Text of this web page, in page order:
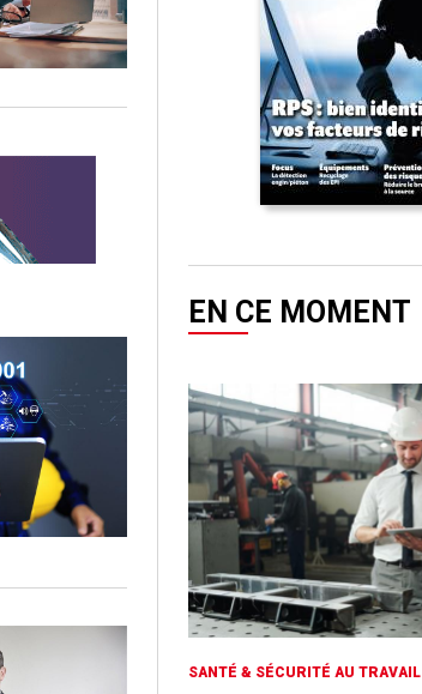
EN CE MOMENT
SANTÉ & SÉCURITÉ AU TRAVAIL